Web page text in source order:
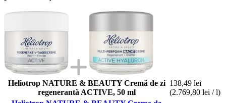
Heliotrop NATURE & BEAUTY Cremă de zi
regenerantă ACTIVE, 50 ml
138,49 lei
(2.769,80 lei / l)